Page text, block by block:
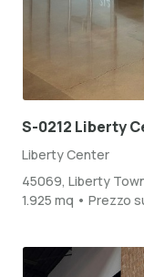
S-0212 Liberty
Liberty Center
45069, Liberty
1.925 mq • Prezzo